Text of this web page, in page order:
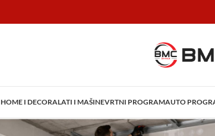
HOME I DECORALATI I MAŠINEVRTNI PROGRAMAUTO